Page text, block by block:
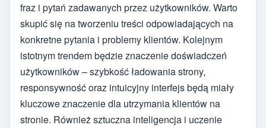
fraz i pytań zadawanych przez użytkowników. Warto
skupić się na tworzeniu treści odpowiadających na
konkretne pytania i problemy klientów. Kolejnym
istotnym trendem będzie znaczenie doświadczeń
użytkowników – szybkość ładowania strony,
responsywność oraz intuicyjny interfejs będą miały
kluczowe znaczenie dla utrzymania klientów na
stronie. Również sztuczna inteligencja i uczenie